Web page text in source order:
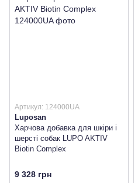
Артикул: 124000UA
Luposan
Харчова добавка для шкіри і
шерсті собак LUPO AKTIV
Biotin Complex
9 328 грн